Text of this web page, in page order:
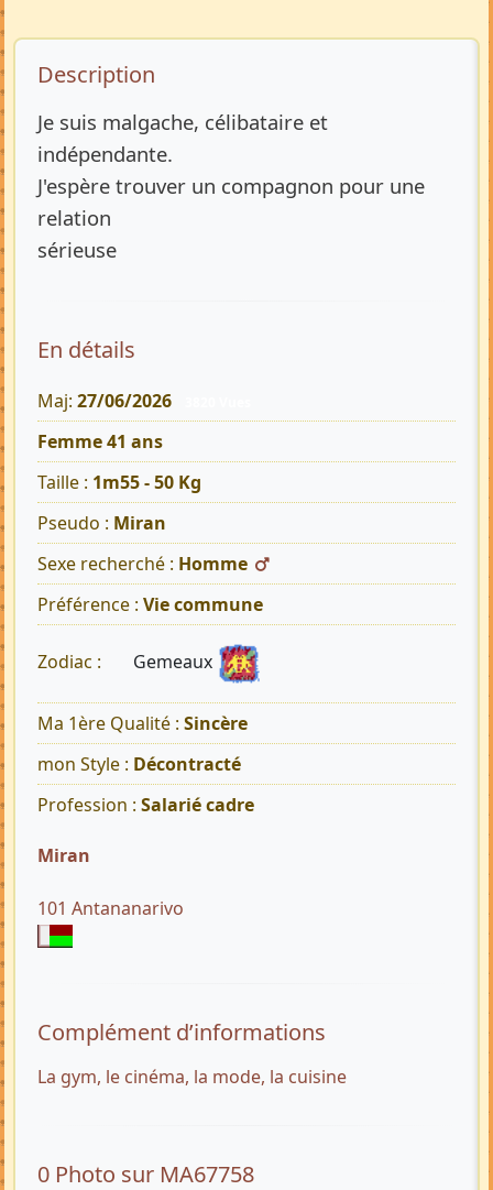
Description de l’annonce
Description
Je suis malgache, célibataire et
indépendante.
J'espère trouver un compagnon pour une
relation
sérieuse
En détails
Maj: 27/06/2026
Femme 41 ans
Taille : 1m55 - 50 Kg
Pseudo : Miran
Sexe recherché : Homme
Préférence : Vie commune
Zodiac : Gemeaux
Ma 1ère Qualité : Sincère
mon Style : Décontracté
Profession : Salarié cadre
Miran
101 Antananarivo
Complément d’informations
La gym, le cinéma, la mode, la cuisine
0 Photo sur MA67758